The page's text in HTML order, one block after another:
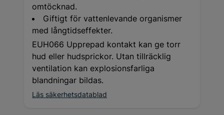
omtöcknad.
Giftigt för vattenlevande organismer
med långtidseffekter.
EUH066 Upprepad kontakt kan ge torr
hud eller hudsprickor. Utan tillräcklig
ventilation kan explosionsfarliga
blandningar bildas.
Läs säkerhetsdatablad